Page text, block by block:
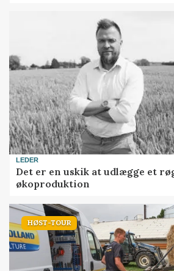
LEDER
Det er en uskik at udlægge et
økoproduktion
HØST-TOUR